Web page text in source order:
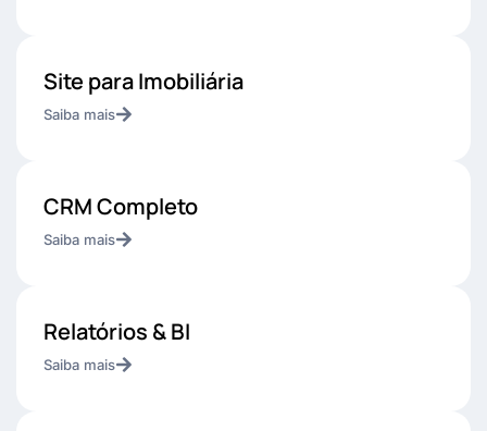
Site para Imobiliária
Saiba mais
CRM Completo
Saiba mais
Relatórios & BI
Saiba mais